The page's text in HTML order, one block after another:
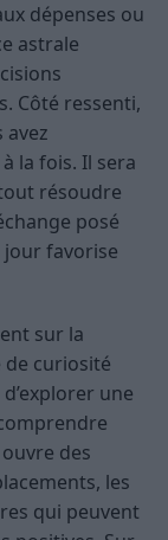
dépenses ou
astrale
Côté ressenti,
la fois. Il sera
résoudre
posé
jour favorise
sur la
curiosité
une
des
les
qui peuvent